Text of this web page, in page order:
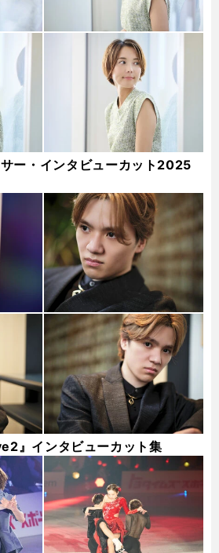
ー・インタビューカット2025
』インタビューカット集